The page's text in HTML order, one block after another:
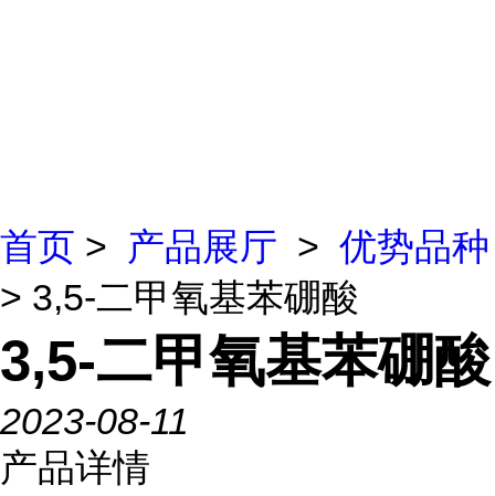
首页 > 产品展厅 > 优势品种
> 3,5-二甲氧基苯硼酸
3,5-二甲氧基苯硼酸
2023-08-11
产品详情